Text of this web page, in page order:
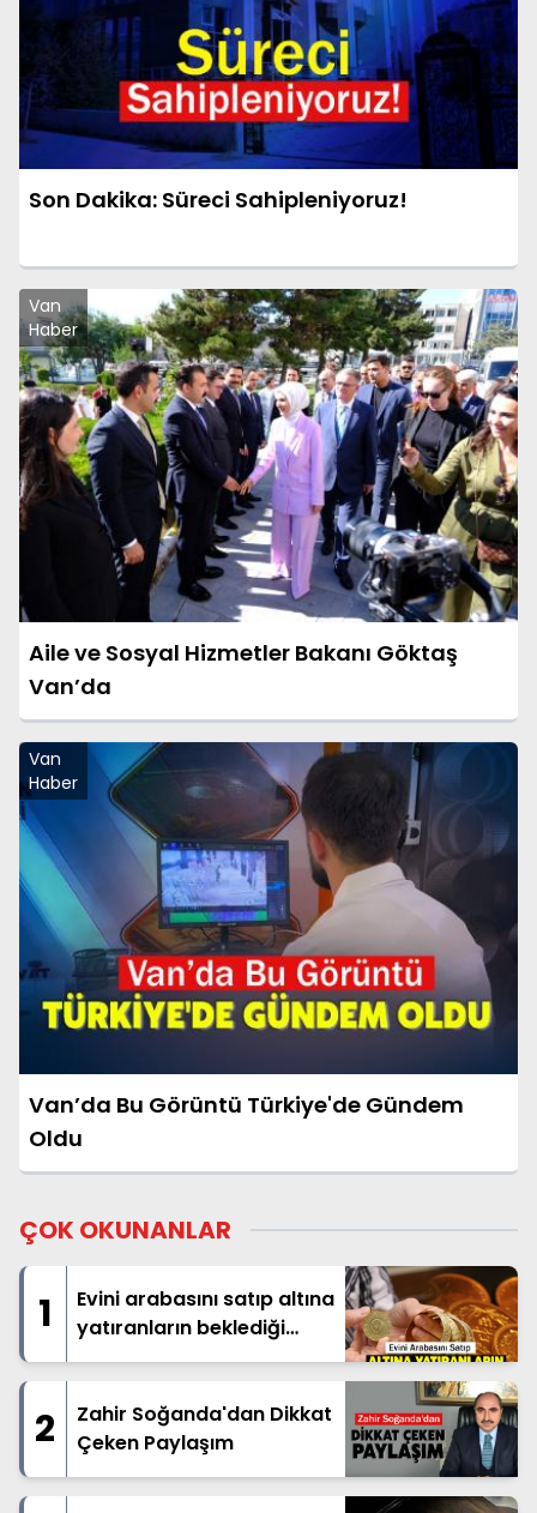
Son Dakika: Süreci Sahipleniyoruz!
Van
Haber
Aile ve Sosyal Hizmetler Bakanı Göktaş
Van’da
Van
Haber
Van’da Bu Görüntü Türkiye'de Gündem
Oldu
ÇOK OKUNANLAR
1
Evini arabasını satıp altına
yatıranların beklediği
haber geldi
2
Zahir Soğanda'dan Dikkat
Çeken Paylaşım